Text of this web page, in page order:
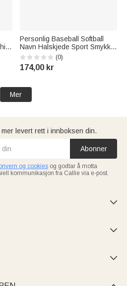
Personlig Baseball Softball
Navn Halskjede Sport Smykker
Game Day Bursdagsgave til
Baseball Moms Softball Moms
(0)
174,00 kr
Mer
levert rett i innboksen din.
Abonner
og cookies og godtar å motta
kommunikasjon fra Callie via e-post.


